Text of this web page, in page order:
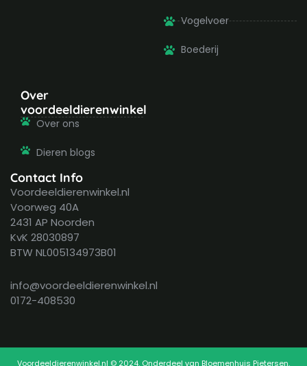
Vogelvoer
Boederij
Over
voordeeldierenwinkel
Over ons
Dieren blogs
Contact Info
Voordeeldierenwinkel.nl
Voorweg 40A
2431 AP Noorden
KvK 28030897
BTW NL005134973B01
info@voordeeldierenwinkel.nl
0172-408530
Voordeeldierenwinkel.nl © 2024. Onderdeel van Bloemenhuis Pietersen.